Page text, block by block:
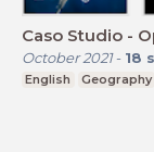
Caso Studio -
October 2021- 18
English Geography